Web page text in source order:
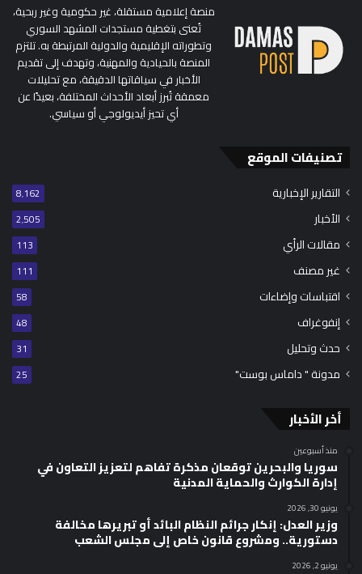
منصة إعلامية مستقلة، غير حكومية وغير ربحية،
تُعنى بتغطية مستجدات المشهد السوري
وتطوراته الإقليمية والدولية المرتبطة به. تلتزم
المنصة بالحيادية والمهنية، وتهدف إلى تقديم
الأخبار في سياقاتها الدقيقة، مع تحليلات
معمقة تُبرز أبعاد الأحداث المختلفة، بعيدًا عن
أي تحيز أيديولوجي أو سياسي.
تصنيفات الموقع
التقارير الإخبارية 8٬162
الأخبار 2٬505
مقالات الرأي 113
غير مصنف 111
اقتباسات وإضاءات 58
إنفوغراف 48
حدث وتحليل 31
مدونة " داماس بوست" 25
أخر الأخبار
منذ أسبوعين
سوريا والبحرين توقعان مذكرة تفاهم لتعزيز التعاون في
إدارة الكوارث والحماية المدنية
يونيو 30, 2026
وزير العدل: إنكار جرائم النظام البائد أو تبريرها مخالفة
دستورية.. ومشروع قانون خاص إلى مجلس الشعب
يونيو 2, 2026